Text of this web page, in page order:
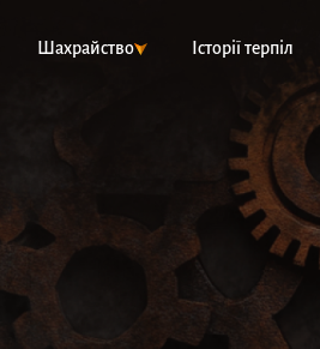
Шахрайство Історії терпіл